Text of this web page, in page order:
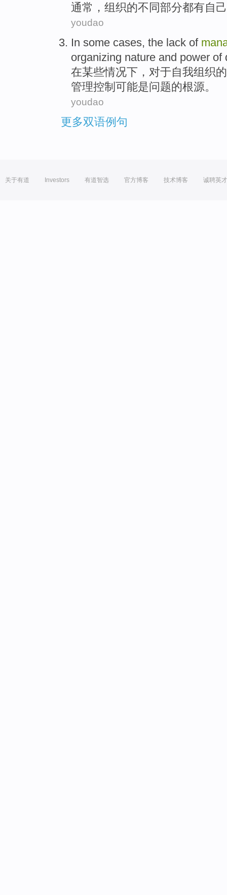
通常 ， 组织的不同部分都有自己
youdao
In some cases, the lack of
organizing nature and power of
在某些情况下 ， 对于自我组织的
管理控制 可能是问题的根源。
youdao
更多双语例句
关于有道 Investors 有道智选 官方博客 技术博客 诚聘英才